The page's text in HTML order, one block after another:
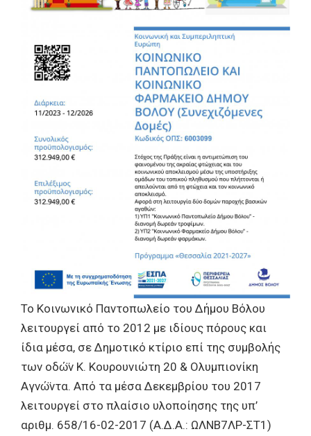
Το Κοινωνικό Παντοπωλείο του Δήμου Βόλου
λειτουργεί από το 2012 με ιδίους πόρους και
ίδια μέσα, σε Δημοτικό κτίριο επί της συμβολής
των οδώ̈ν Κ. Κουρουνιώτη 20 & Ολυμπιονίκη
Αγνώ̈ντα. Από τα μέσα Δεκεμβρίου του 2017
λειτουργεί στο πλαίσιο υλοποίησης της υπ’
αριθμ. 658/16-02-2017 (Α.Δ.Α.: ΩΛΝΒ7ΛΡ-ΣΤ1)